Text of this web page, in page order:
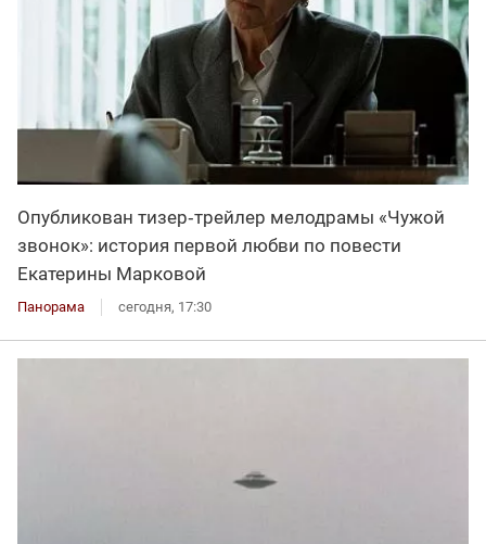
Опубликован тизер‑трейлер мелодрамы «Чужой
звонок»: история первой любви по повести
Екатерины Марковой
Панорама сегодня, 17:30